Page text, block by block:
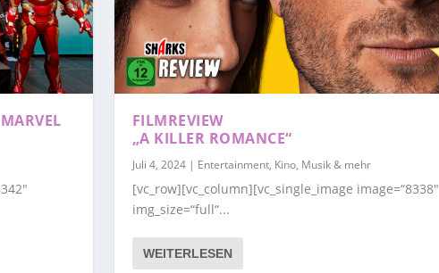
MARVEL
FILMREVIEW
„A KILLER ROMANCE“
Juli 4, 2024| Entertainment, Kino, Musik & mehr
[vc_row][vc_column][vc_single_image image=“8338″
img_size=“full“...
WEITERLESEN